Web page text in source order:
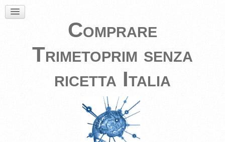
Comprare
Trimetoprim senza
ricetta Italia